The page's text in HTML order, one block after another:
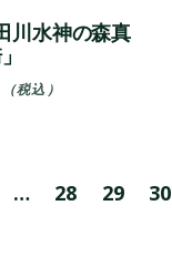
川水神の森真
（税込）
… 28 29 30